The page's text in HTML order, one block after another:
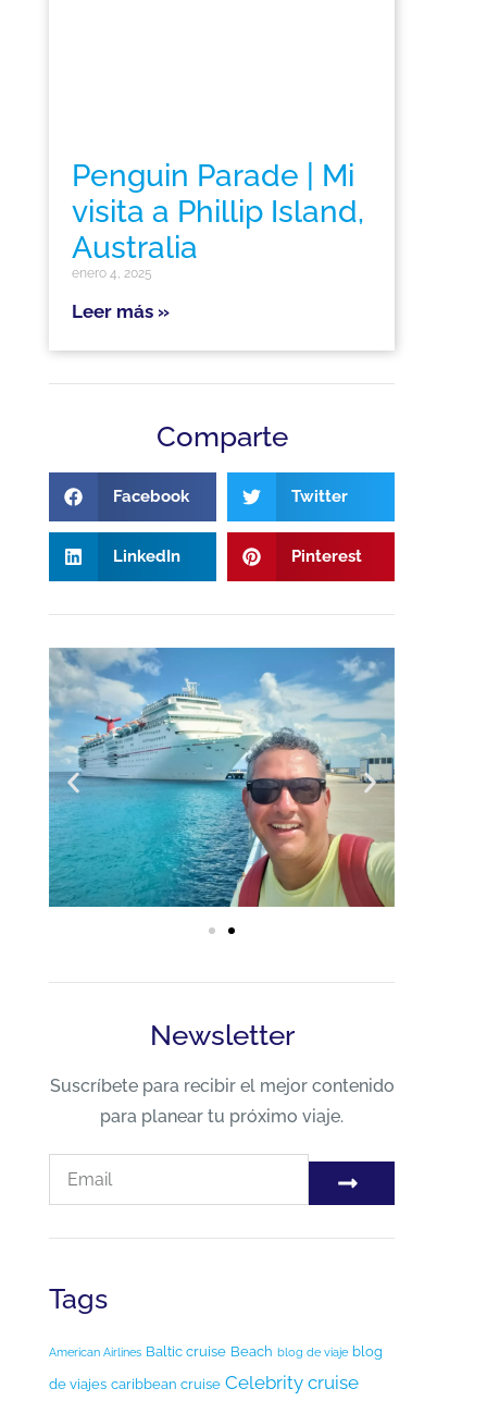
Penguin Parade | Mi
visita a Phillip Island,
Australia
enero 4, 2025
Leer más »
Comparte
Facebook Twitter
LinkedIn Pinterest
Newsletter
Suscríbete para recibir el mejor contenido
para planear tu próximo viaje.
Tags
American Airlines Baltic cruise Beach blog de viaje blog
de viajes caribbean cruise Celebrity cruise